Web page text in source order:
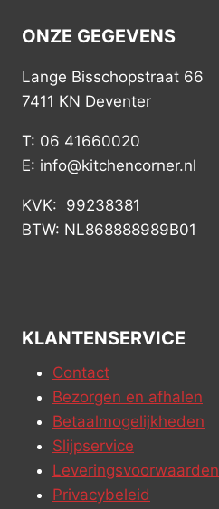
ONZE GEGEVENS
Lange Bisschopstraat 66
7411 KN Deventer
T: 06 41660020
E: info@kitchencorner.nl
KVK: 99238381
BTW: NL868888989B01
KLANTENSERVICE
Contact
Bezorgen en afhalen
Betaalmogelijkheden
Slijpservice
Leveringsvoorwaarden
Privacybeleid